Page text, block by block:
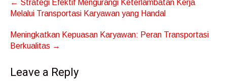
navigation
← Strategi Efektif Mengurangi Keterlambatan Kerja
Melalui Transportasi Karyawan yang Handal
Meningkatkan Kepuasan Karyawan: Peran Transportasi
Berkualitas →
Leave a Reply